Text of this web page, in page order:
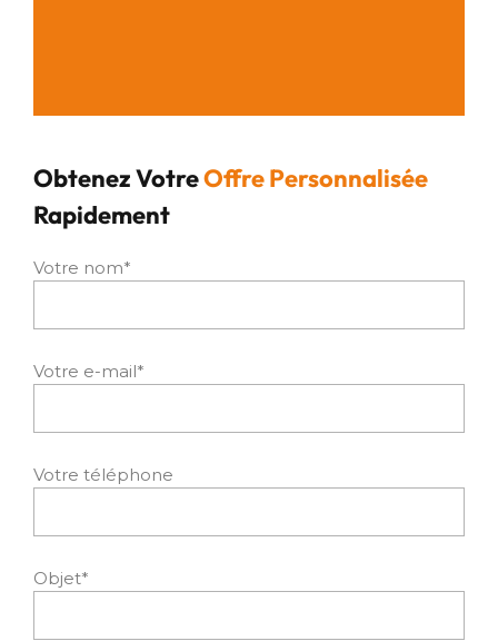
Obtenez VotreOffre Personnalisée
Rapidement
Votre nom*
Votre e-mail*
Votre téléphone
Objet*